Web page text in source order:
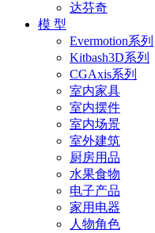
达芬奇
模 型
Evermotion系列
Kitbash3D系列
CGAxis系列
室内家具
室内摆件
室内场景
室外建筑
厨房用品
水果食物
电子产品
家用电器
人物角色